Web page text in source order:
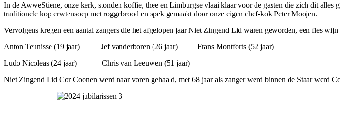
In de AwweStiene, onze kerk, stonden koffie, thee en Limburgse vlaai klaar voor de gasten die zich dit
traditionele kop erwtensoep met roggebrood en spek gemaakt door onze eigen chef-kok Peter Moojen.
Vervolgens kregen een aantal zangers die het afgelopen jaar Niet Zingend Lid waren geworden, een fles
Anton Teunisse (19 jaar) Jef vanderboren (26 jaar) Frans Montforts (52 jaar)
Ludo Nicoleas (24 jaar) Chris van Leeuwen (51 jaar)
Niet Zingend Lid Cor Coonen werd naar voren gehaald, met 68 jaar als zanger werd binnen de Staar werd